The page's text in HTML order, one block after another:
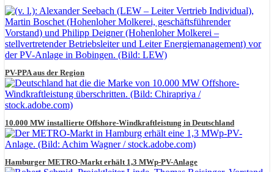
PV-PPA aus der Region
10.000 MW installierte Offshore-Windkraftleistung in Deutschland
Hamburger METRO-Markt erhält 1,3 MWp-PV-Anlage